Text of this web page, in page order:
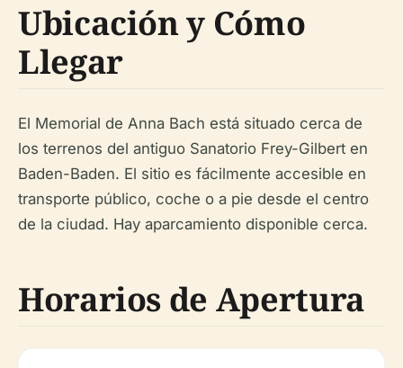
Ubicación y Cómo
Llegar
El Memorial de Anna Bach está situado cerca de
los terrenos del antiguo Sanatorio Frey-Gilbert en
Baden-Baden. El sitio es fácilmente accesible en
transporte público, coche o a pie desde el centro
de la ciudad. Hay aparcamiento disponible cerca.
Horarios de Apertura